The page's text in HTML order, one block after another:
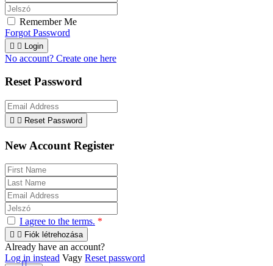
Remember Me
Forgot Password
  Login
No account? Create one here
Reset Password
  Reset Password
New Account Register
I agree to the terms. *
  Fiók létrehozása
Already have an account?
Log in instead Vagy Reset password